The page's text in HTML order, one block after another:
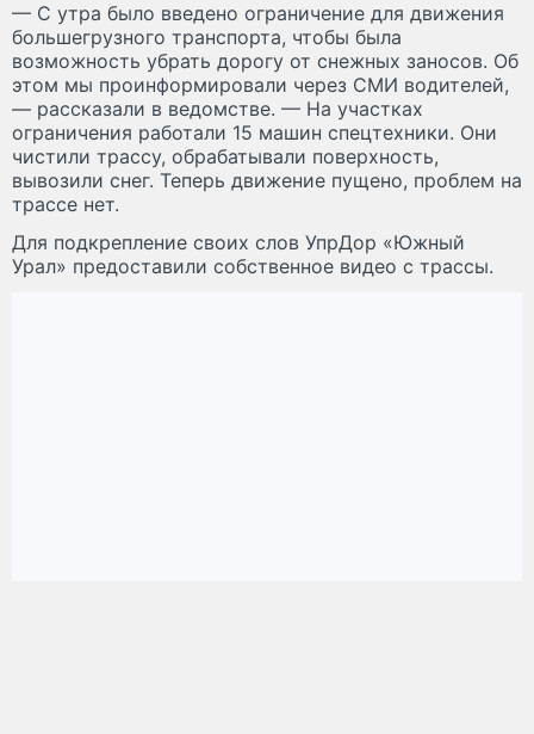
— С утра было введено ограничение для движения
большегрузного транспорта, чтобы была
возможность убрать дорогу от снежных заносов. Об
этом мы проинформировали через СМИ водителей,
— рассказали в ведомстве. — На участках
ограничения работали 15 машин спецтехники. Они
чистили трассу, обрабатывали поверхность,
вывозили снег. Теперь движение пущено, проблем на
трассе нет.
Для подкрепление своих слов УпрДор «Южный
Урал» предоставили собственное видео с трассы.